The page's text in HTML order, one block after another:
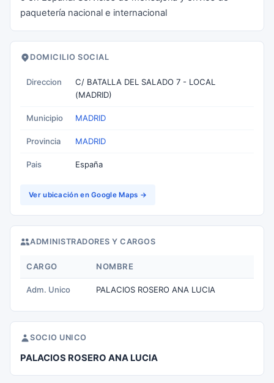
paquetería nacional e internacional
DOMICILIO SOCIAL
Direccion
C/ BATALLA DEL SALADO 7 - LOCAL
(MADRID)
Municipio MADRID
Provincia MADRID
Pais España
Ver ubicación en Google Maps →
ADMINISTRADORES Y CARGOS
CARGO NOMBRE
Adm. Unico PALACIOS ROSERO ANA LUCIA
SOCIO UNICO
PALACIOS ROSERO ANA LUCIA